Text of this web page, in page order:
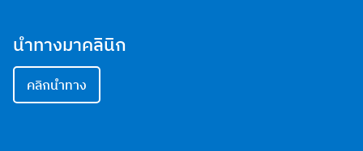
นำทางมาคลินิก
คลิกนำทาง